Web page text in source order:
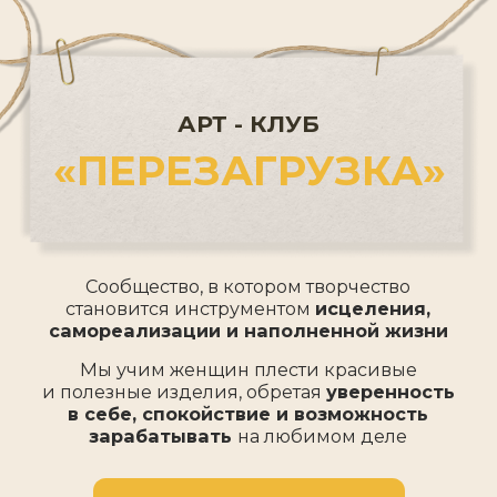
«ПЕРЕЗАГРУЗКА»
самореализации и наполненной жизни
Мы учим женщин плести красивые
и полезные изделия, обретаяуверенность
в себе, спокойствие и возможность
зарабатыватьна любимом деле
ВСТУПИТЬ В КЛУБ